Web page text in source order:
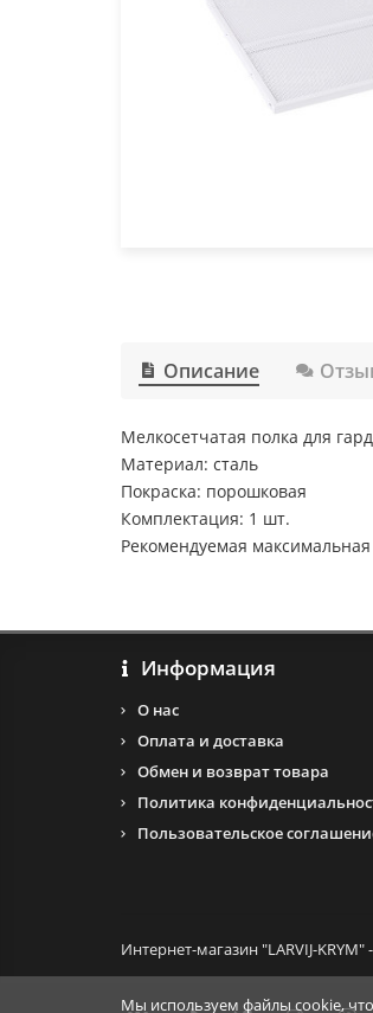
Описание
Мелкосетчатая полка для
Материал: сталь
Покраска: порошковая
Комплектация: 1 шт.
Рекомендуемая максимальная
Мы используем файлы cookie,
Информация
О нас
Оплата и доставка
Обмен и возврат товара
Политика
Пользовательское
Интернет-магазин "LARVIJ-